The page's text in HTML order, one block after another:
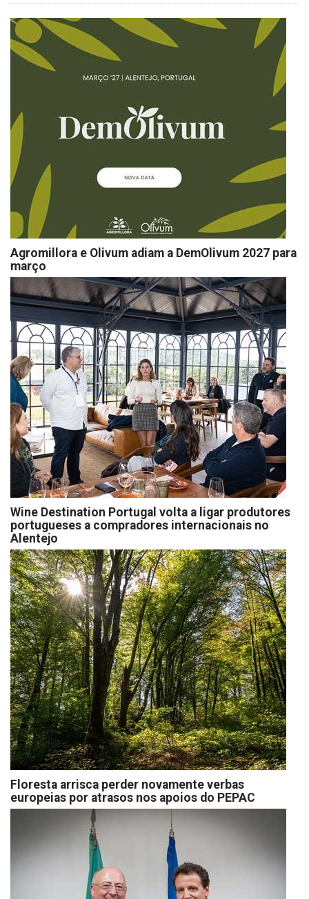
Agromillora e Olivum adiam a DemOlivum 2027 para
março
Wine Destination Portugal volta a ligar produtores
portugueses a compradores internacionais no
Alentejo
Floresta arrisca perder novamente verbas
europeias por atrasos nos apoios do PEPAC